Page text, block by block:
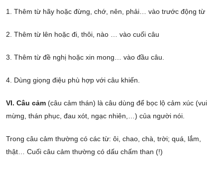
1. Thêm từ hãy hoặc đừng, chớ, nên, phải… vào trước động từ
2. Thêm từ lên hoặc đi, thôi, nào … vào cuối câu
3. Thêm từ đề nghị hoặc xin mong… vào đầu câu.
4. Dùng giọng điệu phù hợp với câu khiến.
VI. Câu cảm (câu cảm thán) là câu dùng để bọc lộ cảm xúc (vui
mừng, thán phục, đau xót, ngạc nhiên,…) của người nói.
Trong câu cảm thường có các từ: ôi, chao, chà, trời; quá, lắm,
thật… Cuối câu cảm thường có dấu chấm than (!)